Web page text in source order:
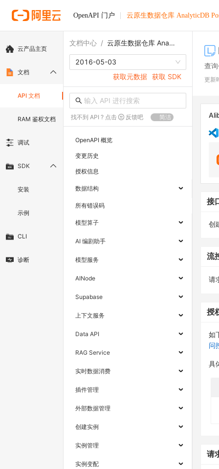
OpenAPI 门户 云原生数据仓库 AnalyticDB
云产品主页
文档
API 文档
RAM 鉴权文档
调试
SDK
安装
示例
CLI
诊断
文档中心 / 云原生数据仓库 AnalyticDB PostgreSQL版
2016-05-03
获取元数据 获取 SDK
找不到 API ? 点击 反馈吧 简洁
OpenAPI 概览
变更历史
授权信息
数据结构
所有错误码
模型算子
AI 编剧助手
模型服务
AINode
Supabase
上下文服务
Data API
RAG Service
实时数据消费
插件管理
外部数据管理
创建实例
实例管理
实例变配
查
更新
接
创
流
请
授
如
问
具
请